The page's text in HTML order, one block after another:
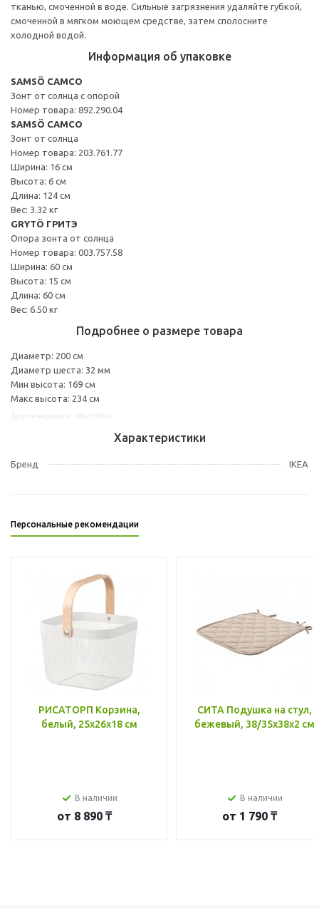
тканью, смоченной в воде. Сильные загрязнения удаляйте губкой,
смоченной в мягком моющем средстве, затем сполосните
холодной водой.
Информация об упаковке
SAMSÖ САМСО
Зонт от солнца с опорой
Номер товара: 892.290.04
SAMSÖ САМСО
Зонт от солнца
Номер товара: 203.761.77
Ширина: 16 см
Высота: 6 см
Длина: 124 см
Вес: 3.32 кг
GRYTÖ ГРИТЭ
Опора зонта от солнца
Номер товара: 003.757.58
Ширина: 60 см
Высота: 15 см
Длина: 60 см
Вес: 6.50 кг
Подробнее о размере товара
Диаметр: 200 см
Диаметр шеста: 32 мм
Мин высота: 169 см
Макс высота: 234 см
Характеристики
Бренд IKEA
Персональные рекомендации
РИСАТОРП Корзина,
белый, 25x26x18 см
В наличии
от 8 890 ₸
СИТА Подушка на стул,
бежевый, 38/35x38x2 см
В наличии
от 1 790 ₸